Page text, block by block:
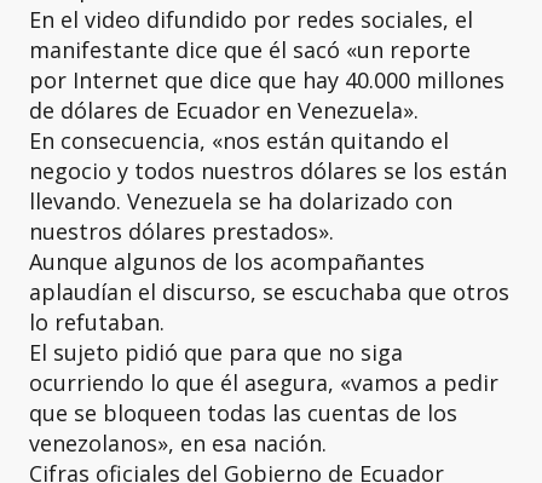
En el video difundido por redes sociales, el
manifestante dice que él sacó «un reporte
por Internet que dice que hay 40.000 millones
de dólares de Ecuador en Venezuela».
En consecuencia, «nos están quitando el
negocio y todos nuestros dólares se los están
llevando. Venezuela se ha dolarizado con
nuestros dólares prestados».
Aunque algunos de los acompañantes
aplaudían el discurso, se escuchaba que otros
lo refutaban.
El sujeto pidió que para que no siga
ocurriendo lo que él asegura, «vamos a pedir
que se bloqueen todas las cuentas de los
venezolanos», en esa nación.
Cifras oficiales del Gobierno de Ecuador